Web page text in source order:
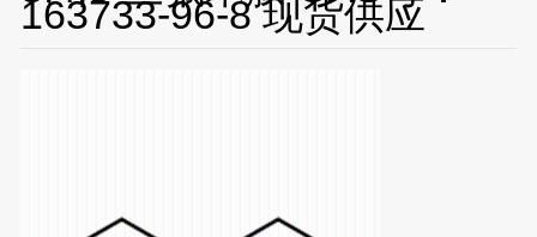
163733-96-8 现货供应